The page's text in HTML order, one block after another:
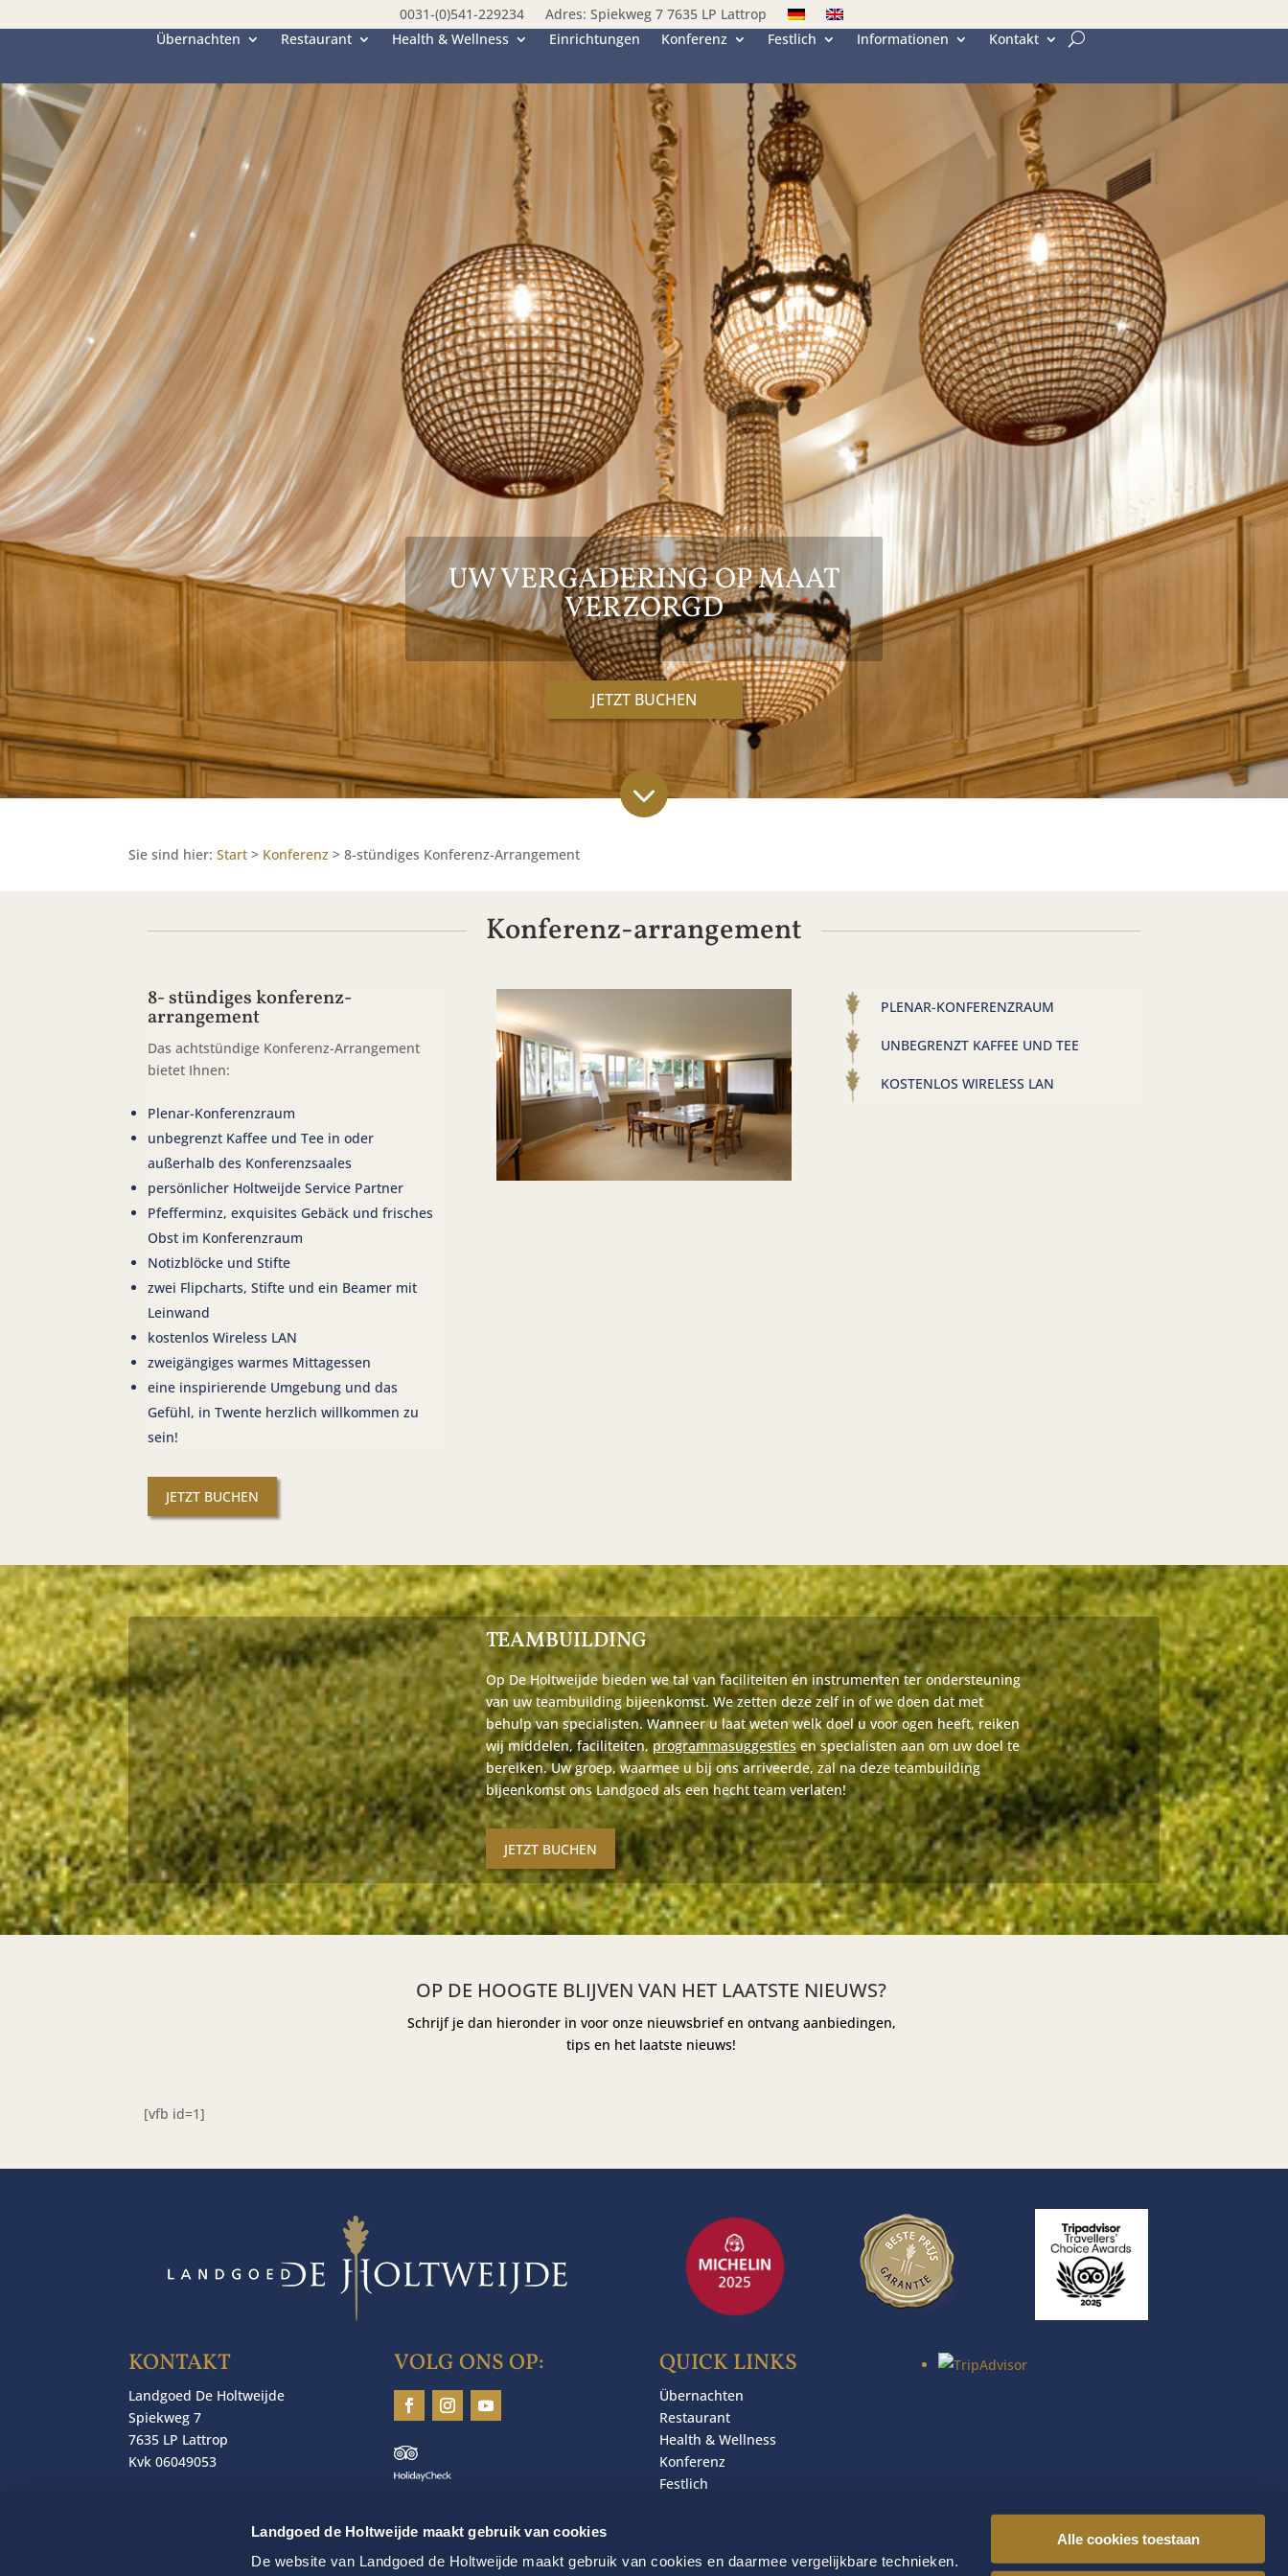
Landgoed de Holtweijde maakt gebruik van cookies
De website van Landgoed de Holtweijde maakt gebruik van cookies en daarmee vergelijkbare technieken.
Alle cookies toestaan
0031-(0)541-229234
Adres: Spiekweg 7 7635 LP Lattrop
Übernachten
Restaurant Health & Wellness Einrichtungen Konferenz Festlich Informationen Kontakt
UW VERGADERING OP MAAT
VERZORGD
JETZT BUCHEN
3
Sie sind hier:Start > Konferenz >8-stündiges Konferenz-Arrangement
Konferenz-arrangement
8- stündiges konferenz-
arrangement
Das achtstündige Konferenz-Arrangement
bietet Ihnen:
Plenar-Konferenzraum
unbegrenzt Kaffee und Tee in oder
außerhalb des Konferenzsaales
persönlicher Holtweijde Service Partner
Pfefferminz, exquisites Gebäck und frisches
Obst im Konferenzraum
Notizblöcke und Stifte
zwei Flipcharts, Stifte und ein Beamer mit
Leinwand
kostenlos Wireless LAN
zweigängiges warmes Mittagessen
eine inspirierende Umgebung und das
Gefühl, in Twente herzlich willkommen zu
sein!
JETZT BUCHEN
PLENAR-KONFERENZRAUM
UNBEGRENZT KAFFEE UND TEE
KOSTENLOS WIRELESS LAN
TEAMBUILDING
Op De Holtweijde bieden we tal van faciliteiten én instrumenten ter ondersteuning
van uw teambuilding bijeenkomst. We zetten deze zelf in of we doen dat met
behulp van specialisten. Wanneer u laat weten welk doel u voor ogen heeft, reiken
wij middelen, faciliteiten, programmasuggestiesen specialisten aan om uw doel te
bereiken. Uw groep, waarmee u bij ons arriveerde, zal na deze teambuilding
bijeenkomst ons Landgoed als een hecht team verlaten!
JETZT BUCHEN
OP DE HOOGTE BLIJVEN VAN HET LAATSTE NIEUWS?
Schrijf je dan hieronder in voor onze nieuwsbrief en ontvang aanbiedingen,
tips en het laatste nieuws!
[vfb id=1]
KONTAKT
Landgoed De Holtweijde
Spiekweg 7
7635 LP Lattrop
Kvk 06049053
F 0031-(0)541-229445
VOLG ONS OP: QUICK LINKS
Übernachten
Restaurant
Health & Wellness
Konferenz
Festlich